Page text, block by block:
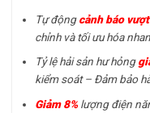
Tự độngcảnh báo
chỉnh và tối ưu hóa
Tỷ lệ hải sản hư hỏng
kiểm soát – Đảm bảo
Giảm 8%lượng điện